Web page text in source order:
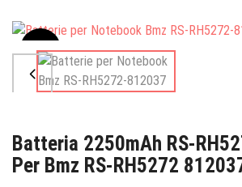
Sale
Batteria 2250mAh RS-
Per Bmz RS-RH5272